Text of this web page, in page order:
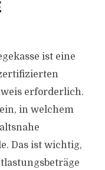
ist eine
erforderlich.
in welchem
Das ist wichtig,